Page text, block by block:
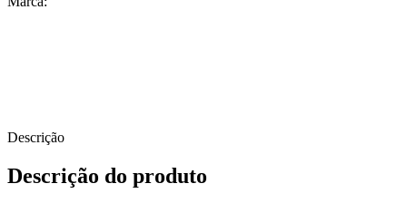
Descrição
Descrição do produto